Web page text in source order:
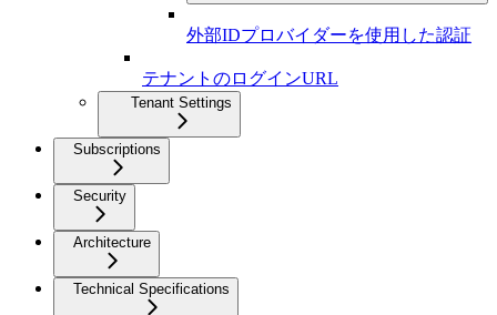
外部IDプロバイダーを使用した認証
テナントのログインURL
Tenant Settings
Subscriptions
Security
Architecture
Technical Specifications